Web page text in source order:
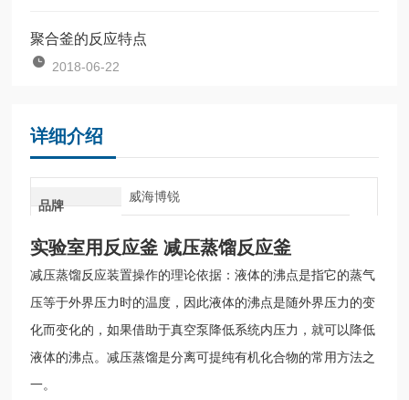
聚合釜的反应特点
2018-06-22
详细介绍
品牌
威海博锐
实验室用反应釜 减压蒸馏反应釜
减压蒸馏反应装置操作的理论依据：液体的沸点是指它的蒸气
压等于外界压力时的温度，因此液体的沸点是随外界压力的变
化而变化的，如果借助于真空泵降低系统内压力，就可以降低
液体的沸点。减压蒸馏是分离可提纯有机化合物的常用方法之
一。